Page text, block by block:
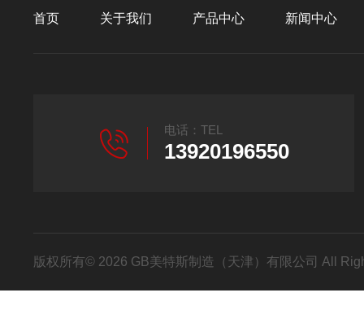
首页 关于我们 产品中心 新闻中心
电话：TEL
13920196550
版权所有© 2026 GB美特斯制造（天津）有限公司 All